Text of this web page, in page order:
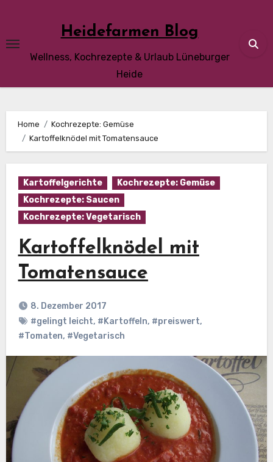
content
Heidefarmen Blog
Wellness, Kochrezepte & Urlaub Lüneburger
Heide
Home
Kochrezepte: Gemüse
Kartoffelknödel mit Tomatensauce
Kartoffelgerichte
Kochrezepte: Gemüse
Kochrezepte: Saucen
Kochrezepte: Vegetarisch
Kartoffelknödel mit
Tomatensauce
8. Dezember 2017
#gelingt leicht, #Kartoffeln, #preiswert,
#Tomaten, #Vegetarisch